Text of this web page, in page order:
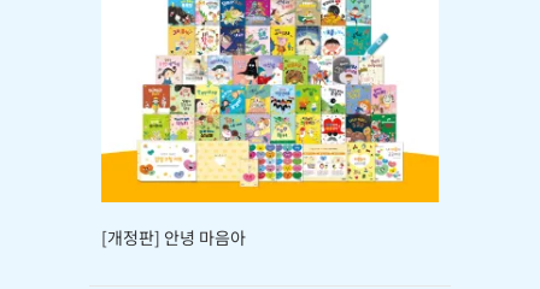
[개정판] 안녕 마음아